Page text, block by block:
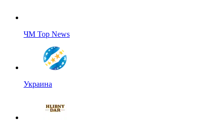
ЧМ Top News
Украина